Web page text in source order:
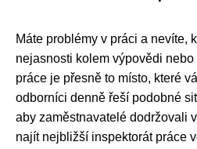
Máte problémy v práci a nevíte,
nejasnosti kolem výpovědi
práce je přesně to místo, které
odborníci denně řeší podobné
aby zaměstnavatelé dodržovali
najít nejbližší inspektorát práce